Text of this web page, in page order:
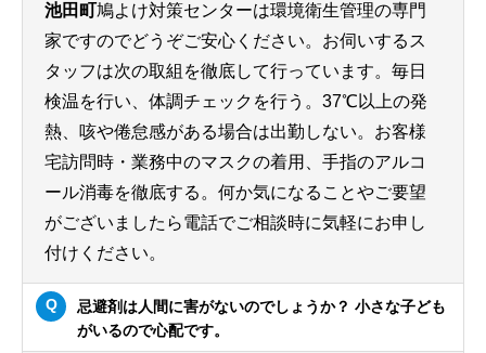
池田町鳩よけ対策センターは環境衛生管理の専門
家ですのでどうぞご安心ください。お伺いするス
タッフは次の取組を徹底して行っています。毎日
検温を行い、体調チェックを行う。37℃以上の発
熱、咳や倦怠感がある場合は出勤しない。お客様
宅訪問時・業務中のマスクの着用、手指のアルコ
ール消毒を徹底する。何か気になることやご要望
がございましたら電話でご相談時に気軽にお申し
付けください。
忌避剤は人間に害がないのでしょうか？ 小さな子ども
がいるので心配です。